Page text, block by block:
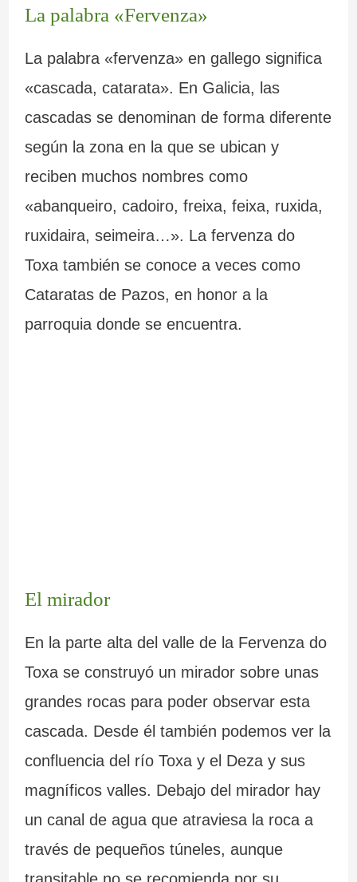
La palabra «Fervenza»
La palabra «fervenza» en gallego significa
«cascada, catarata». En Galicia, las
cascadas se denominan de forma diferente
según la zona en la que se ubican y
reciben muchos nombres como
«abanqueiro, cadoiro, freixa, feixa, ruxida,
ruxidaira, seimeira…». La fervenza do
Toxa también se conoce a veces como
Cataratas de Pazos, en honor a la
parroquia donde se encuentra.
El mirador
En la parte alta del valle de la Fervenza do
Toxa se construyó un mirador sobre unas
grandes rocas para poder observar esta
cascada. Desde él también podemos ver la
confluencia del río Toxa y el Deza y sus
magníficos valles. Debajo del mirador hay
un canal de agua que atraviesa la roca a
través de pequeños túneles, aunque